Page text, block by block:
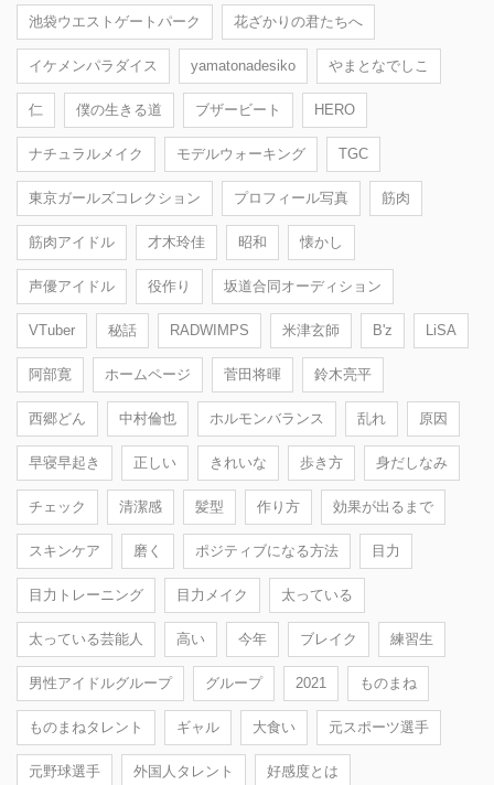
池袋ウエストゲートパーク 花ざかりの君たちへ
イケメンパラダイス yamatonadesiko やまとなでしこ
仁 僕の生きる道 ブザービート HERO
ナチュラルメイク モデルウォーキング TGC
東京ガールズコレクション プロフィール写真 筋肉
筋肉アイドル 才木玲佳 昭和 懐かし
声優アイドル 役作り 坂道合同オーディション
VTuber 秘話 RADWIMPS 米津玄師 B'z LiSA
阿部寛 ホームページ 菅田将暉 鈴木亮平
西郷どん 中村倫也 ホルモンバランス 乱れ 原因
早寝早起き 正しい きれいな 歩き方 身だしなみ
チェック 清潔感 髪型 作り方 効果が出るまで
スキンケア 磨く ポジティブになる方法 目力
目力トレーニング 目力メイク 太っている
太っている芸能人 高い 今年 ブレイク 練習生
男性アイドルグループ グループ 2021 ものまね
ものまねタレント ギャル 大食い 元スポーツ選手
元野球選手 外国人タレント 好感度とは